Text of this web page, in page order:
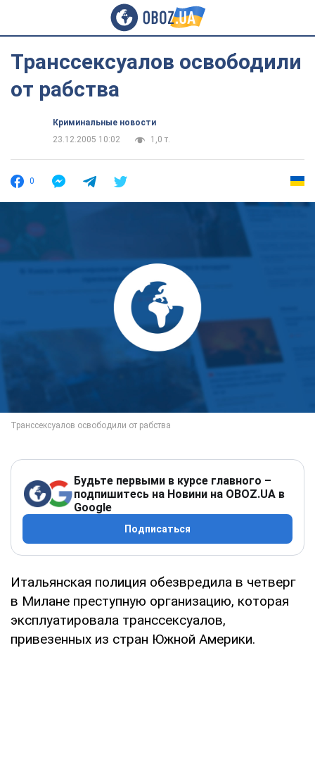
Транссексуалов освободили
от рабства
Криминальные новости
23.12.2005 10:02
1,0 т.
0
Будьте первыми в курсе главного –
подпишитесь на Новини на OBOZ.UA в
Google
Подписаться
Итальянская полиция обезвредила в четверг
в Милане преступную организацию, которая
эксплуатировала транссексуалов,
привезенных из стран Южной Америки.